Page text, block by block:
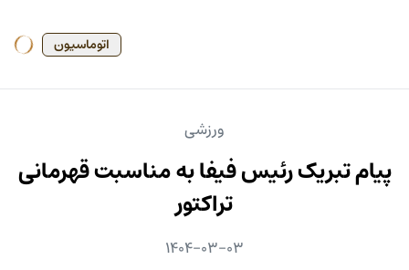
اتوماسیون
ورزشی
پیام تبریک رئیس فیفا به مناسبت قهرمانی
تراکتور
1404-03-03